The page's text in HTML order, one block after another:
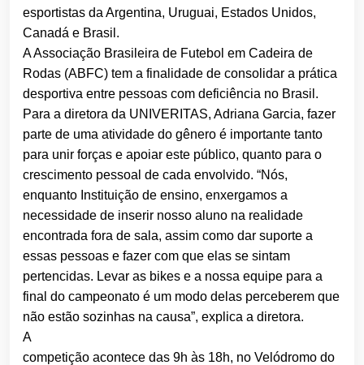
esportistas da Argentina, Uruguai, Estados Unidos,
Canadá e Brasil.
A Associação Brasileira de Futebol em Cadeira de
Rodas (ABFC) tem a finalidade de consolidar a prática
desportiva entre pessoas com deficiência no Brasil.
Para a diretora da UNIVERITAS, Adriana Garcia, fazer
parte de uma atividade do gênero é importante tanto
para unir forças e apoiar este público, quanto para o
crescimento pessoal de cada envolvido. “Nós,
enquanto Instituição de ensino, enxergamos a
necessidade de inserir nosso aluno na realidade
encontrada fora de sala, assim como dar suporte a
essas pessoas e fazer com que elas se sintam
pertencidas. Levar as bikes e a nossa equipe para a
final do campeonato é um modo delas perceberem que
não estão sozinhas na causa”, explica a diretora.
A
competição acontece das 9h às 18h, no Velódromo do